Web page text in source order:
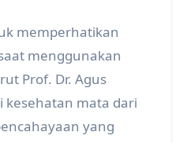
memperhatikan
menggunakan
Prof. Dr. Agus
kesehatan mata dari
yang